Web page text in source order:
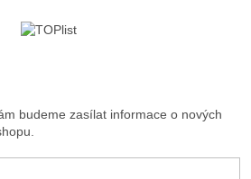
budeme zasílat informace o nových